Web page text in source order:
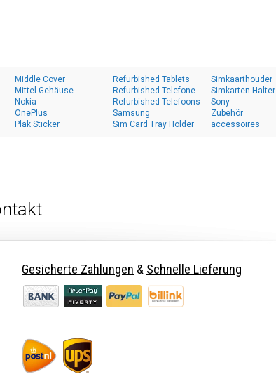
Middle Cover
Mittel Gehäuse
Nokia
OnePlus
Plak Sticker
Refurbished Tablets
Refurbished Telefone
Refurbished Telefoons
Samsung
Sim Card Tray Holder
Simkaarthouder
Simkarten Halter
Sony
Zubehör
accessoires
Gesicherte Zahlungen & Schnelle Lieferung